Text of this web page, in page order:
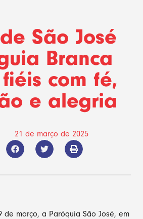
São José
Branca
com fé,
e alegria
21 de março de 2025
de março, a Paróquia São José, em